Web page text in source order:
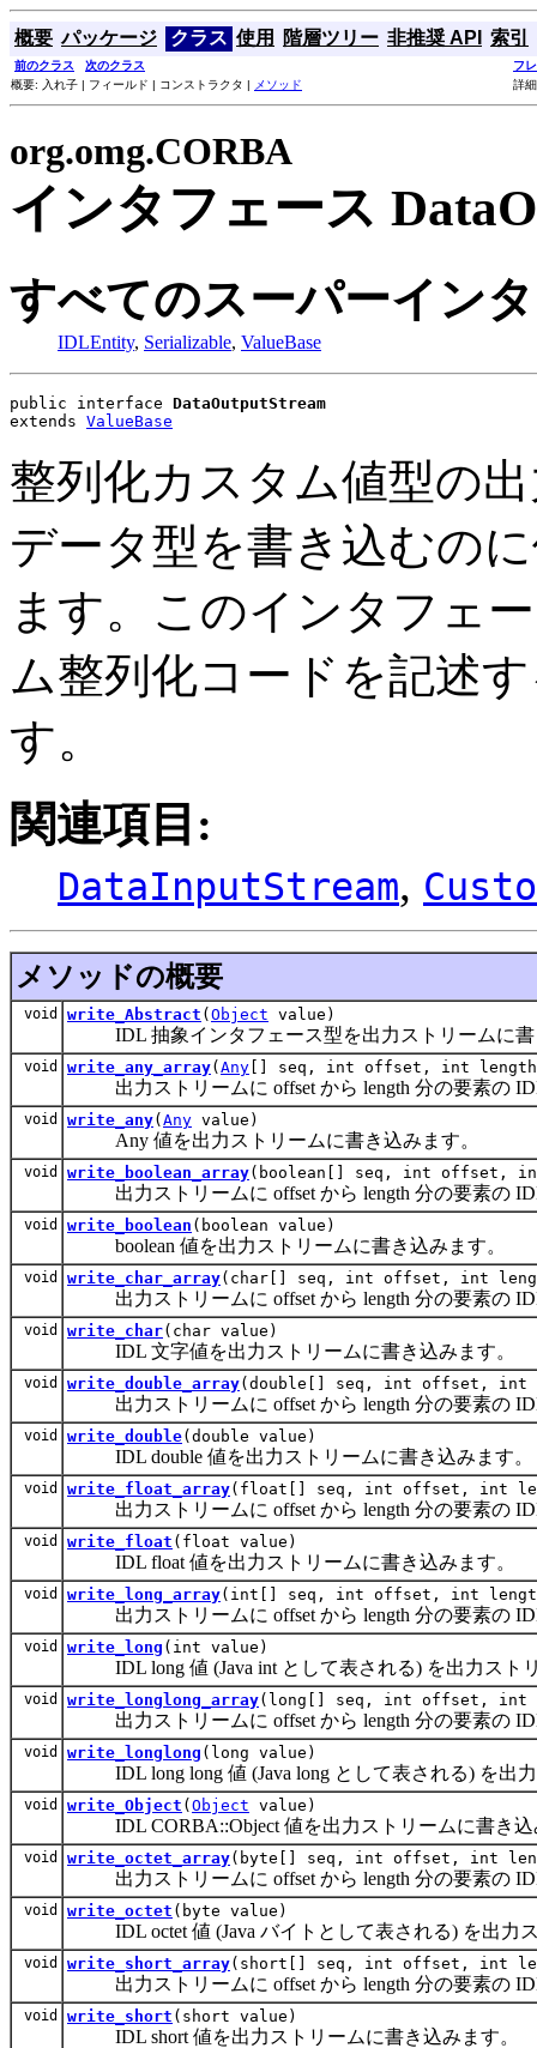
概要 パッケージ クラス 使用 階層ツリー 非推奨 API 索引
前のクラス 次のクラス
フ
概要: 入れ子 | フィールド | コンストラクタ |
メソッド 詳
org.omg.CORBA
インタフェース
すべてのスーパーイン
IDLEntity, Serializable, ValueBase
public interface DataOutputStream
extends ValueBase
整列化カスタム値型の
データ型を書き込むの
ます。このインタフェ
ム整列化コードを記述
す。
関連項目:
DataInputStream,
メソッドの概要
void write_Abstract ( Object value)
IDL 抽象インタフェース型を出力ストリームに書
void write_any_array( Any [] seq, int offset, int
出力ストリームに offset から length 分の要素の
void write_any( Any value)
Any 値を出力ストリームに書き込みます。
void write_boolean_array(boolean[] seq, int offset,
出力ストリームに offset から length 分の要素の
void write_boolean (boolean value)
boolean 値を出力ストリームに書き込みます。
void write_char_array(char[] seq, int offset, int
出力ストリームに offset から length 分の要素の
void write_char(char value)
IDL 文字値を出力ストリームに書き込みます。
void write_double_array(double[] seq, int offset, int
出力ストリームに offset から length 分の要素の
void write_double(double value)
IDL double 値を出力ストリームに書き込みます。
void write_float_array(float[] seq, int offset, int
出力ストリームに offset から length 分の要素の
void write_float (float value)
IDL float 値を出力ストリームに書き込みます。
void write_long_array(int[] seq, int offset, int
出力ストリームに offset から length 分の要素の
void write_long (int value)
IDL long 値 (Java int として表される) を出力スト
void write_longlong_array(long[] seq, int offset, int
出力ストリームに offset から length 分の要素の
void write_longlong (long value)
IDL long long 値 (Java long として表される) を出
void write_Object ( Object value)
IDL CORBA::Object 値を出力ストリームに書き込
void write_octet_array(byte[] seq, int offset, int
出力ストリームに offset から length 分の要素の
void write_octet (byte value)
IDL octet 値 (Java バイトとして表される) を出力
void write_short_array(short[] seq, int offset, int
出力ストリームに offset から length 分の要素の
void write_short (short value)
IDL short 値を出力ストリームに書き込みます。